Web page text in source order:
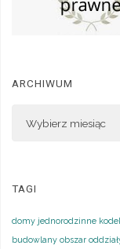
ARCHIWUM
TAGI
domy jednorodzinne
budowlany obszar